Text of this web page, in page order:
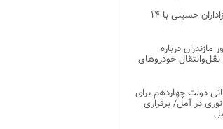
پذیرایی متفاوت و باشکوه از عزاداران حسینی با ۱۴
درباره
خودروهای
میلیارد تومانی دولت چهاردهم برای
در آمل/ برقراری